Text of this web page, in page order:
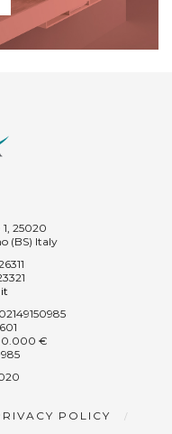
25020
(BS) Italy
€
POLICY